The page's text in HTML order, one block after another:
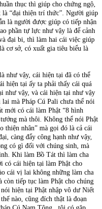
thục thì giúp cho chứng ngộ,
“đại thiện trí thức”. Người giúp
là người được giúp có tiếp nhận
phần tự lực như vậy là để cảnh
đại bi, thì làm hai cái việc giúp
cơ sở, có xuất gia tiêu biểu là
như vậy, cái hiện tại đã có thể
hiện tại ấy ta phải thấy cái quá
như vậy, và cái hiện tại như vậy
mà Pháp Cú Pali chưa thể nói
mới có cái làm Phật “8 hình
mà thôi. Không thể nói Phật
thiện nhân” mà gọi đó là cả cái
càng đẩy công hạnh như vậy,
có gì đối với chúng sinh, mà
Khi làm Bồ Tát thì làm cha
có cái hiện tại làm Phật cho
cái vị lai không những làm cha
tiếp tục làm Phật cho chúng
hiện tại Phật nhập vô dư Niết
nào, cũng đích thật là đoạn